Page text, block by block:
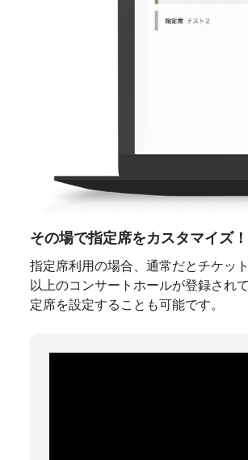
その場で指定席をカスタマイズ！
指定席利用の場合、通常だとチケッ
以上のコンサートホールが登録され
定席を設定することも可能です。